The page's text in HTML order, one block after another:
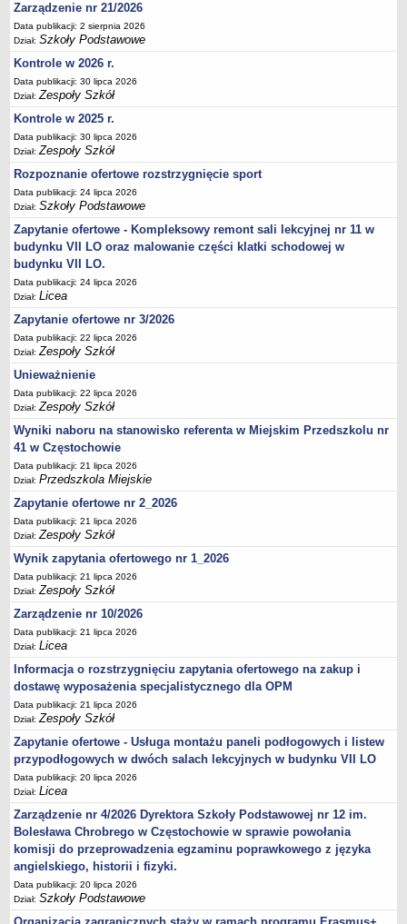
Zarządzenie nr 21/2026
Data publikacji: 2 sierpnia 2026
Dział:Szkoły Podstawowe
Kontrole w 2026 r.
Data publikacji: 30 lipca 2026
Dział:Zespoły Szkół
Kontrole w 2025 r.
Data publikacji: 30 lipca 2026
Dział:Zespoły Szkół
Rozpoznanie ofertowe rozstrzygnięcie sport
Data publikacji: 24 lipca 2026
Dział:Szkoły Podstawowe
Zapytanie ofertowe - Kompleksowy remont sali lekcyjnej nr 11 w
budynku VII LO oraz malowanie części klatki schodowej w
budynku VII LO.
Data publikacji: 24 lipca 2026
Dział:Licea
Zapytanie ofertowe nr 3/2026
Data publikacji: 22 lipca 2026
Dział:Zespoły Szkół
Unieważnienie
Data publikacji: 22 lipca 2026
Dział:Zespoły Szkół
Wyniki naboru na stanowisko referenta w Miejskim Przedszkolu nr
41 w Częstochowie
Data publikacji: 21 lipca 2026
Dział:Przedszkola Miejskie
Zapytanie ofertowe nr 2_2026
Data publikacji: 21 lipca 2026
Dział:Zespoły Szkół
Wynik zapytania ofertowego nr 1_2026
Data publikacji: 21 lipca 2026
Dział:Zespoły Szkół
Zarządzenie nr 10/2026
Data publikacji: 21 lipca 2026
Dział:Licea
Informacja o rozstrzygnięciu zapytania ofertowego na zakup i
dostawę wyposażenia specjalistycznego dla OPM
Data publikacji: 21 lipca 2026
Dział:Zespoły Szkół
Zapytanie ofertowe - Usługa montażu paneli podłogowych i listew
przypodłogowych w dwóch salach lekcyjnych w budynku VII LO
Data publikacji: 20 lipca 2026
Dział:Licea
Zarządzenie nr 4/2026 Dyrektora Szkoły Podstawowej nr 12 im.
Bolesława Chrobrego w Częstochowie w sprawie powołania
komisji do przeprowadzenia egzaminu poprawkowego z języka
angielskiego, historii i fizyki.
Data publikacji: 20 lipca 2026
Dział:Szkoły Podstawowe